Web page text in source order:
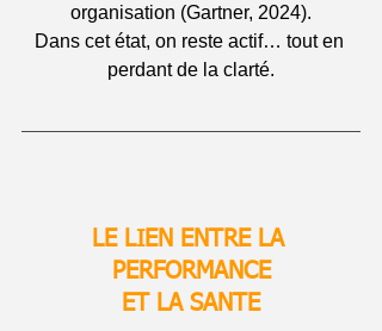
organisation (Gartner, 2024).
Dans cet état, on reste actif… tout en
perdant de la clarté.
LE LIEN ENTRE LA
PERFORMANCE
ET LA SANTE